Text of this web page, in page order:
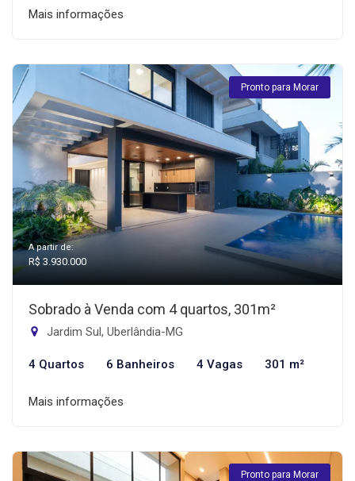
Mais informações
Pronto para Morar
A partir de:
R$ 3.930.000
Sobrado à Venda com 4 quartos, 301m²
Jardim Sul, Uberlândia-MG
4 Quartos 6 Banheiros 4 Vagas 301 m²
Mais informações
Pronto para Morar